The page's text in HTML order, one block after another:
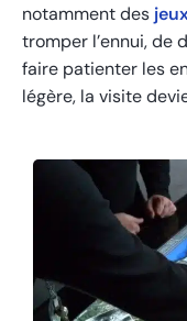
notamment des
tromper l’ennui, de
faire patienter les
légère, la visite